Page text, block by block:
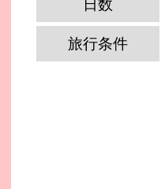
日数
旅行条件